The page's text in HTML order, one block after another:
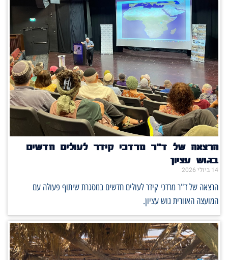
הרצאה של ד"ר מרדכי קידר לעולים חדשים
בגוש עציון
14 ביולי 2026
הרצאה של ד"ר מרדכי קידר לעולים חדשים במסגרת שיתוף פעולה עם
המועצה האזורית גוש עציון.